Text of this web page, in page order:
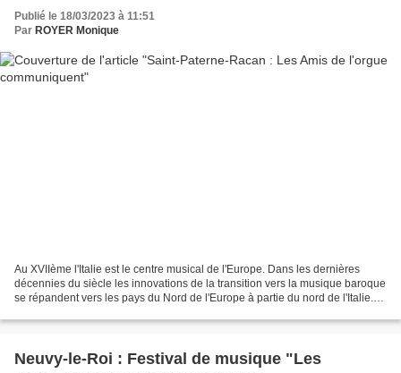
Publié le 18/03/2023 à 11:51
Par ROYER Monique
Au XVIIème l'Italie est le centre musical de l'Europe. Dans les dernières
décennies du siècle les innovations de la transition vers la musique baroque
se répandent vers les pays du Nord de l'Europe à partie du nord de l'Italie.
Neuvy-le-Roi : Festival de musique "Les